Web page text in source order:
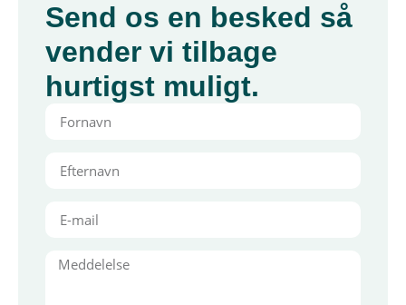
Send os en besked så
vender vi tilbage
hurtigst muligt.